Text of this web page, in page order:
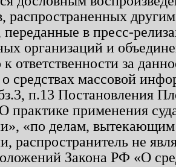
распространенных
в пресс-
организаций и
ответственности за
средствах массовой
п.13 Постановления
практике применения
«по делам, вытекающим
распространитель не
Закона РФ «О